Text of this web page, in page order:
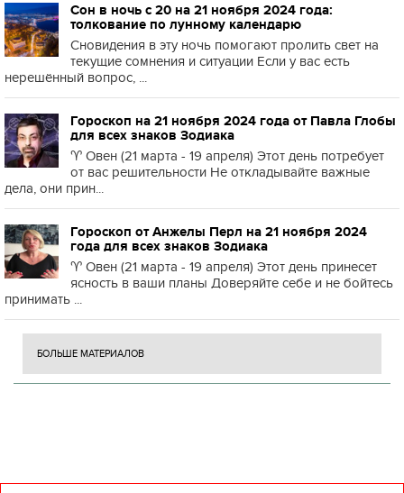
Сон в ночь с 20 на 21 ноября 2024 года:
толкование по лунному календарю
Сновидения в эту ночь помогают пролить свет на
текущие сомнения и ситуации Если у вас есть
нерешённый вопрос, ...
Гороскоп на 21 ноября 2024 года от Павла Глобы
для всех знаков Зодиака
♈️ Овен (21 марта - 19 апреля) Этот день потребует
от вас решительности Не откладывайте важные
дела, они прин...
Гороскоп от Анжелы Перл на 21 ноября 2024
года для всех знаков Зодиака
♈️ Овен (21 марта - 19 апреля) Этот день принесет
ясность в ваши планы Доверяйте себе и не бойтесь
принимать ...
БОЛЬШЕ МАТЕРИАЛОВ